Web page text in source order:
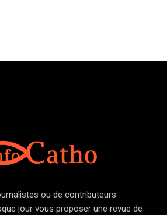
ou de contributeurs
jour vous proposer une revue de